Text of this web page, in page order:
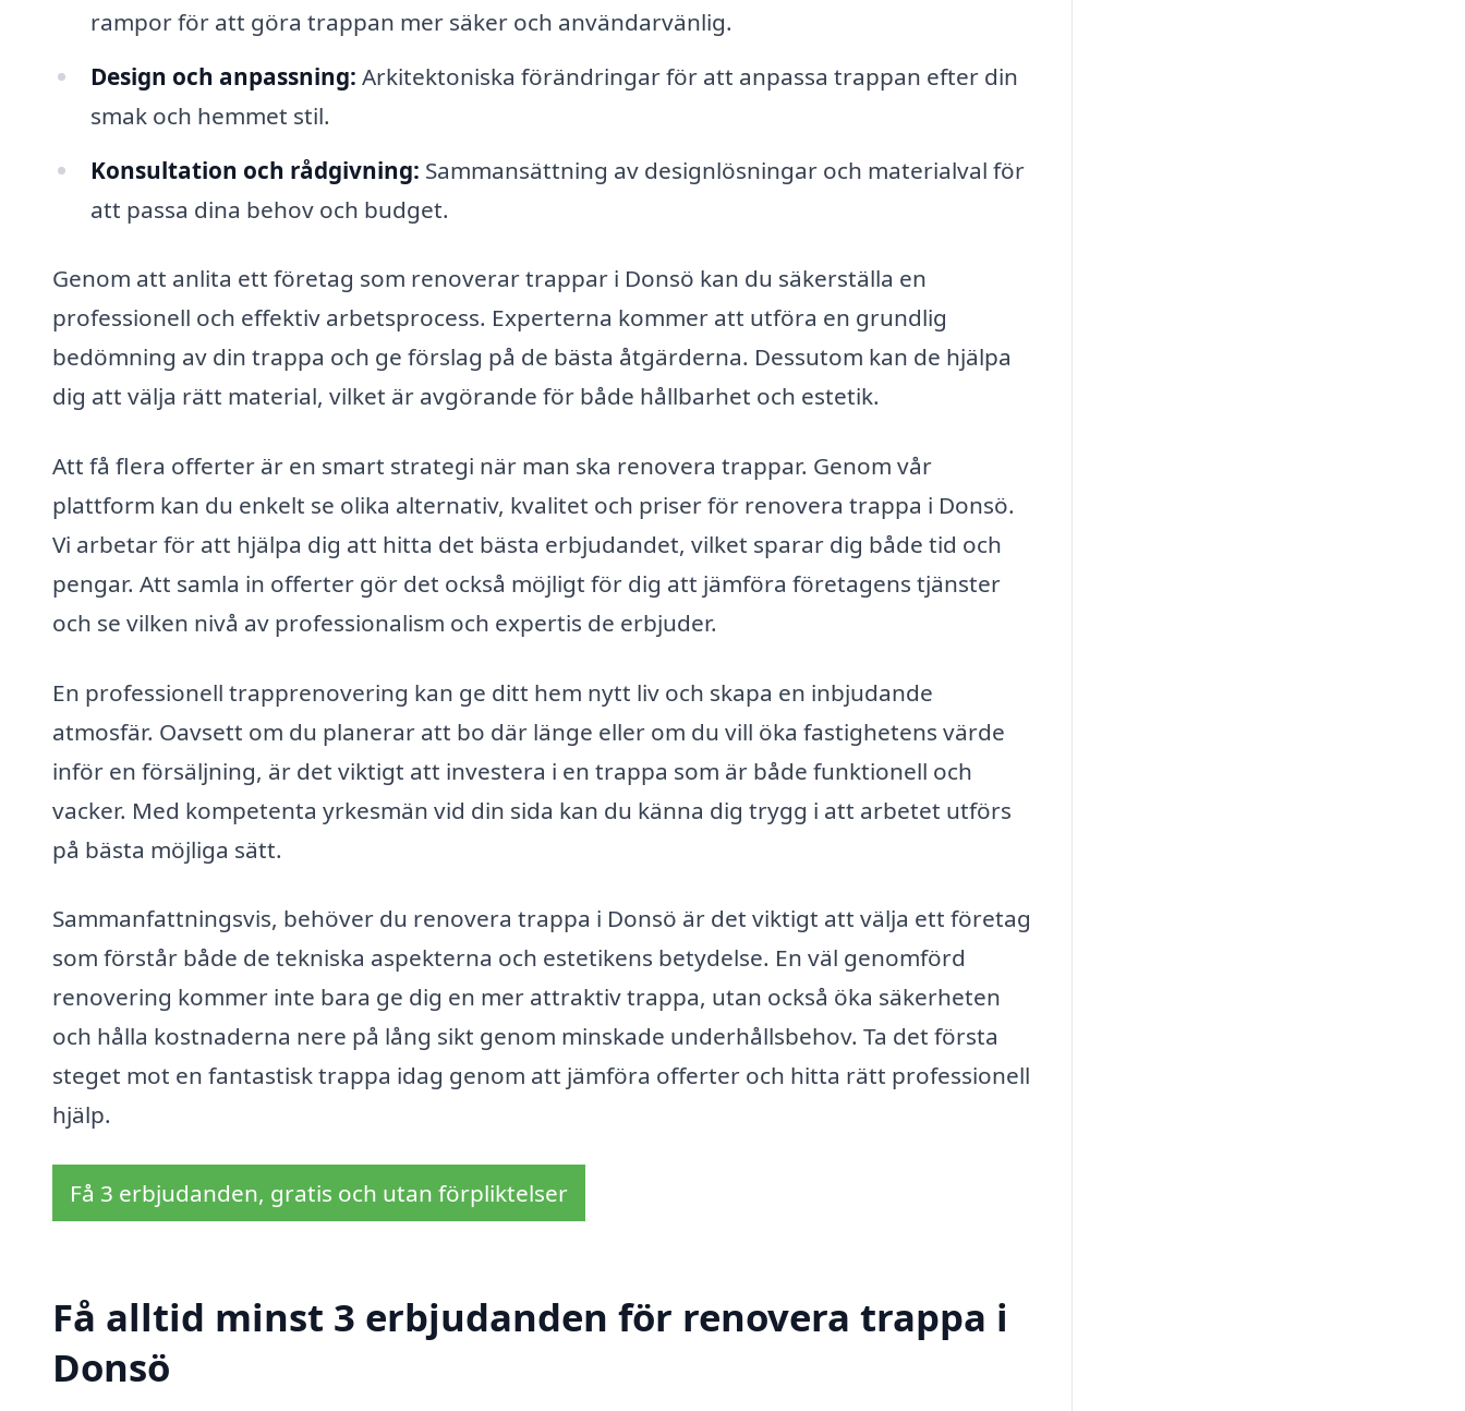
rampor för att göra trappan mer säker och användarvänlig.
Design och anpassning: Arkitektoniska förändringar för att anpassa trappan efter din
smak och hemmet stil.
Konsultation och rådgivning: Sammansättning av designlösningar och materialval för
att passa dina behov och budget.
Genom att anlita ett företag som renoverar trappar i Donsö kan du säkerställa en
professionell och effektiv arbetsprocess. Experterna kommer att utföra en grundlig
bedömning av din trappa och ge förslag på de bästa åtgärderna. Dessutom kan de hjälpa
dig att välja rätt material, vilket är avgörande för både hållbarhet och estetik.
Att få flera offerter är en smart strategi när man ska renovera trappar. Genom vår
plattform kan du enkelt se olika alternativ, kvalitet och priser för renovera trappa i Donsö.
Vi arbetar för att hjälpa dig att hitta det bästa erbjudandet, vilket sparar dig både tid och
pengar. Att samla in offerter gör det också möjligt för dig att jämföra företagens tjänster
och se vilken nivå av professionalism och expertis de erbjuder.
En professionell trapprenovering kan ge ditt hem nytt liv och skapa en inbjudande
atmosfär. Oavsett om du planerar att bo där länge eller om du vill öka fastighetens värde
inför en försäljning, är det viktigt att investera i en trappa som är både funktionell och
vacker. Med kompetenta yrkesmän vid din sida kan du känna dig trygg i att arbetet utförs
på bästa möjliga sätt.
Sammanfattningsvis, behöver du renovera trappa i Donsö är det viktigt att välja ett företag
som förstår både de tekniska aspekterna och estetikens betydelse. En väl genomförd
renovering kommer inte bara ge dig en mer attraktiv trappa, utan också öka säkerheten
och hålla kostnaderna nere på lång sikt genom minskade underhållsbehov. Ta det första
steget mot en fantastisk trappa idag genom att jämföra offerter och hitta rätt professionell
hjälp.
Få 3 erbjudanden, gratis och utan förpliktelser
Få alltid minst 3 erbjudanden för renovera trappa i
Donsö